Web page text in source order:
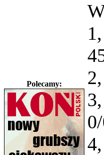
Polecamy: